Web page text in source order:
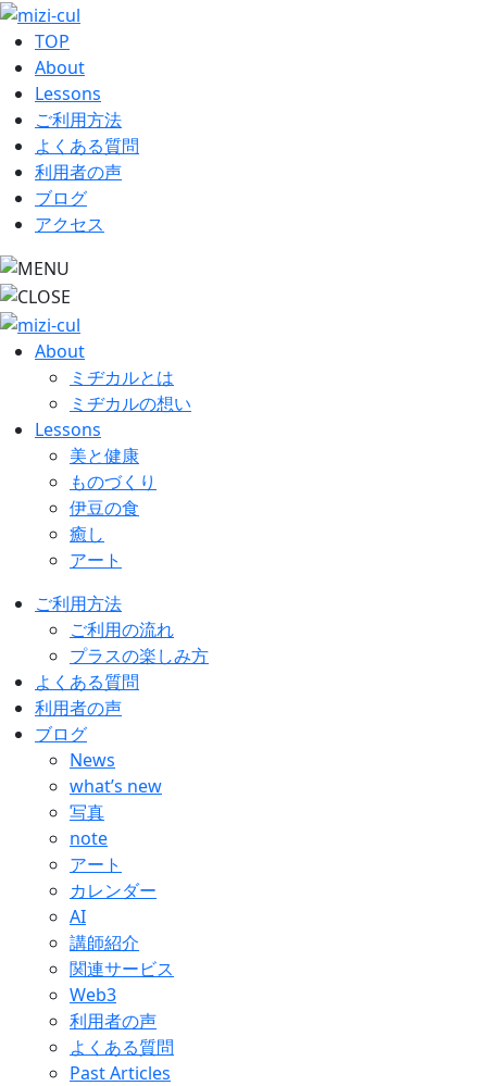
TOP
About
Lessons
ご利用方法
よくある質問
利用者の声
ブログ
アクセス
About
ミヂカルとは
ミヂカルの想い
Lessons
美と健康
ものづくり
伊豆の食
癒し
アート
ご利用方法
ご利用の流れ
プラスの楽しみ方
よくある質問
利用者の声
ブログ
News
what’s new
写真
note
アート
カレンダー
AI
講師紹介
関連サービス
Web3
利用者の声
よくある質問
Past Articles